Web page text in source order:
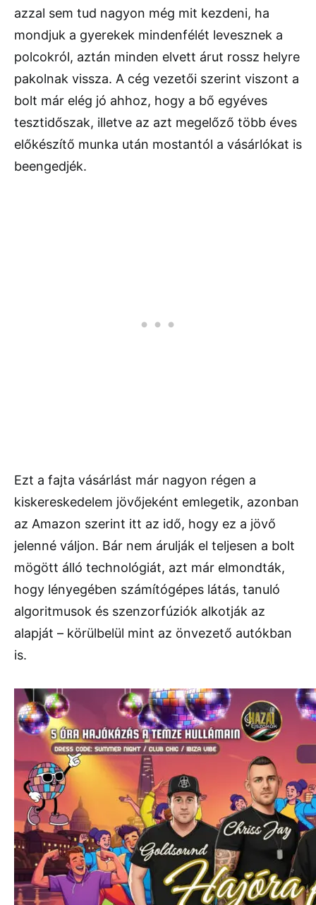
azzal sem tud nagyon még mit kezdeni, ha
mondjuk a gyerekek mindenfélét levesznek a
polcokról, aztán minden elvett árut rossz helyre
pakolnak vissza. A cég vezetői szerint viszont a
bolt már elég jó ahhoz, hogy a bő egyéves
tesztidőszak, illetve az azt megelőző több éves
előkészítő munka után mostantól a vásárlókat is
beengedjék.
Ezt a fajta vásárlást már nagyon régen a
kiskereskedelem jövőjeként emlegetik, azonban
az Amazon szerint itt az idő, hogy ez a jövő
jelenné váljon. Bár nem árulják el teljesen a bolt
mögött álló technológiát, azt már elmondták,
hogy lényegében számítógépes látás, tanuló
algoritmusok és szenzorfúziók alkotják az
alapját – körülbelül mint az önvezető autókban
is.